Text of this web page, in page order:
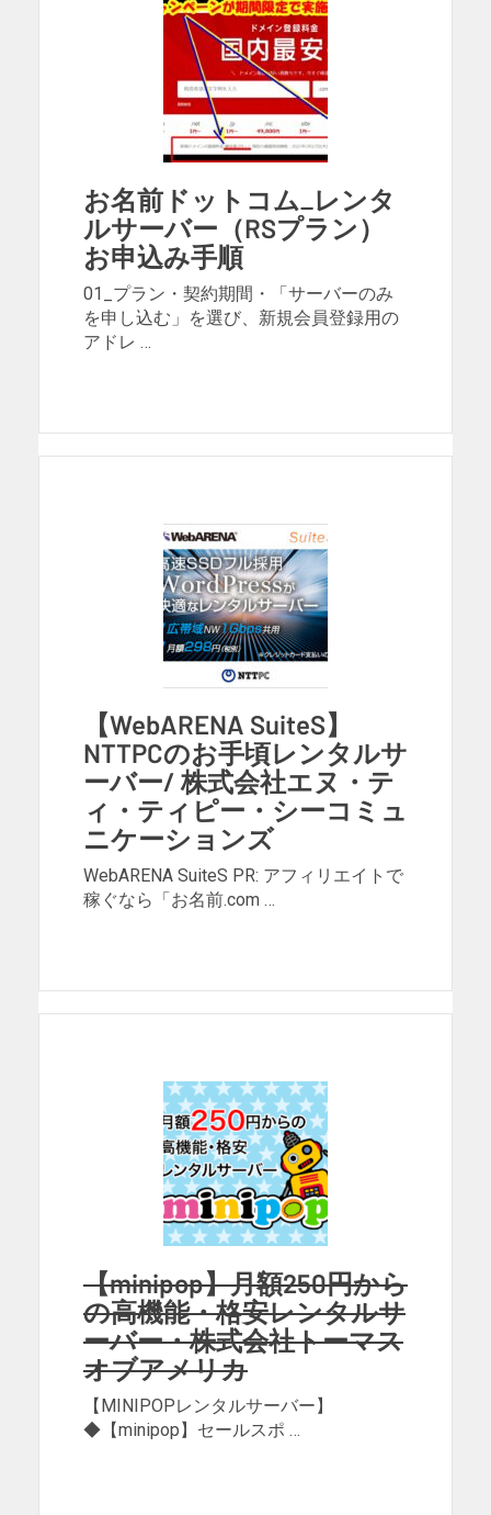
お名前ドットコム_レンタ
ルサーバー（RSプラン）
お申込み手順
01_プラン・契約期間・「サーバーのみ
を申し込む」を選び、新規会員登録用の
アドレ …
【WebARENA SuiteS】
NTTPCのお手頃レンタルサ
ーバー/ 株式会社エヌ・テ
ィ・ティピー・シーコミュ
ニケーションズ
WebARENA SuiteS PR: アフィリエイトで
稼ぐなら「お名前.com …
【minipop】月額250円から
の高機能・格安レンタルサ
ーバー・株式会社トーマス
オブアメリカ
【MINIPOPレンタルサーバー】
◆【minipop】セールスポ …